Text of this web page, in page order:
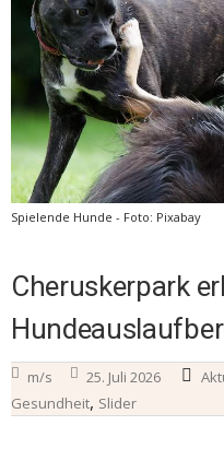
Spielende Hunde - Foto: Pixabay
Cheruskerpark
m/s 25. Juli 2026
Gesundheit, Slider